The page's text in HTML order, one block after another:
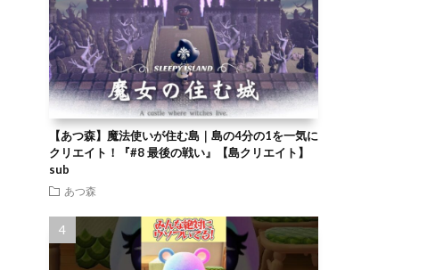
【あつ森】魔法使いが住む島｜島の4分の1を一気に
クリエイト！『#8 最後の戦い』【島クリエイト】
sub
あつ森